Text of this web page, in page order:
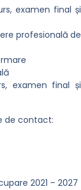
examen final și
profesională de
examen final și
de contact:
2021 – 2027